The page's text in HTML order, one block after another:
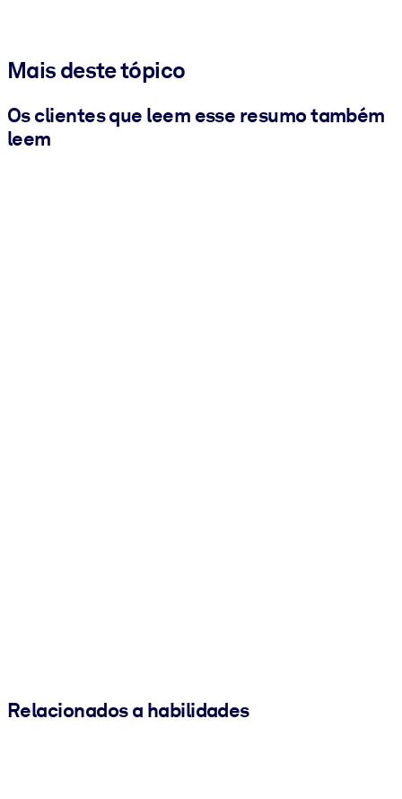
Mais deste tópico
Os clientes que leem esse resumo também
leem
Relacionados a habilidades